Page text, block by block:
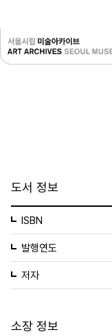
도서 정보
ISBN
발행연도
저자
소장 정보